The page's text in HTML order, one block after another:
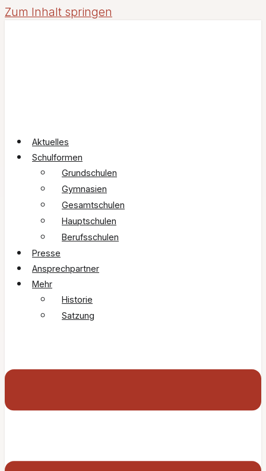
Zum Inhalt springen
Aktuelles
Schulformen
Grundschulen
Gymnasien
Gesamtschulen
Hauptschulen
Berufsschulen
Presse
Ansprechpartner
Mehr
Historie
Satzung